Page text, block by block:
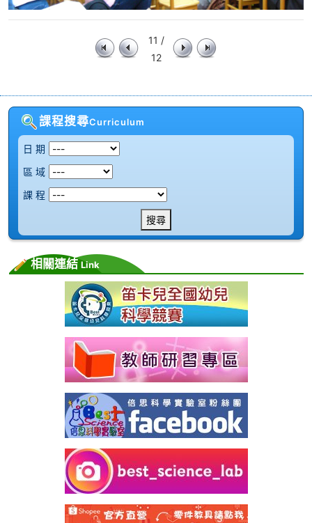
11 /
12
課程搜尋Curriculum
日 期
區 域
課 程
搜尋
相關連結Link